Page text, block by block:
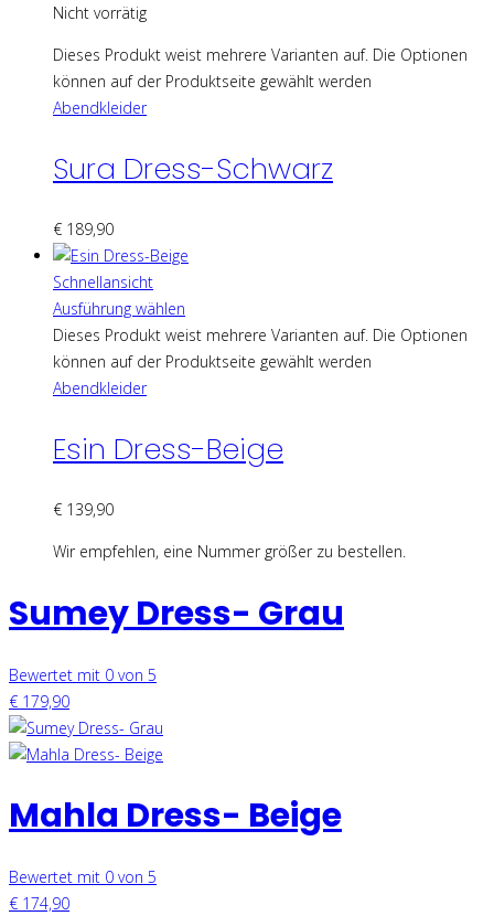
Nicht vorrätig
Dieses Produkt weist mehrere Varianten auf. Die Optionen
können auf der Produktseite gewählt werden
Abendkleider
Sura Dress-Schwarz
€ 189,90
Schnellansicht
Ausführung wählen
Dieses Produkt weist mehrere Varianten auf. Die Optionen
können auf der Produktseite gewählt werden
Abendkleider
Esin Dress-Beige
€ 139,90
Wir empfehlen, eine Nummer größer zu bestellen.
Sumey Dress- Grau
Bewertet mit 0 von 5
€ 179,90
Mahla Dress- Beige
Bewertet mit 0 von 5
€ 174,90